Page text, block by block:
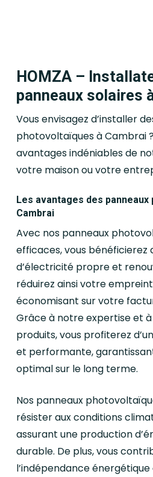
HOMZA –
panneaux solaires
Vous envisagez d’installer
photovoltaïques à Cambrai
avantages indéniables de
votre maison ou votre
Les avantages des
Cambrai
Avec nos panneaux
efficaces, vous bénéficierez
d’électricité propre et
réduirez ainsi votre
économisant sur votre
Grâce à notre expertise et
produits, vous profiterez
et performante,
optimal sur le long terme.
Nos panneaux
résister aux conditions
assurant une production
durable. De plus, vous
l’indépendance